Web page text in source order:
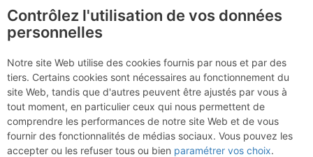
certaines pages ne sont plus accessibles, manquantes ou
incomplètes, déconnectez-vous puis reconnectez-vous à votre
compte sur le site.
India
Type de région pays
Contrôlez l'utilisation de vos données
personnelles
Notre site Web utilise des cookies fournis par nous et par des
tiers. Certains cookies sont nécessaires au fonctionnement du
site Web, tandis que d'autres peuvent être ajustés par vous à
tout moment, en particulier ceux qui nous permettent de
comprendre les performances de notre site Web et de vous
fournir des fonctionnalités de médias sociaux. Vous pouvez les
accepter ou les refuser tous ou bien paramétrer vos choix.